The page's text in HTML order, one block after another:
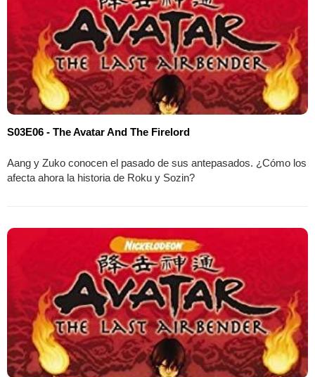
S03E06 - The Avatar And The Firelord
Aang y Zuko conocen el pasado de sus antepasados. ¿Cómo los
afecta ahora la historia de Roku y Sozin?